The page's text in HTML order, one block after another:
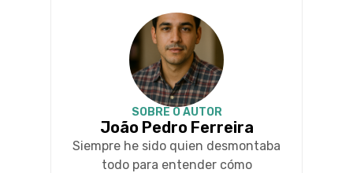
SOBRE O AUTOR
João Pedro Ferreira
Siempre he sido quien desmontaba
todo para entender cómo